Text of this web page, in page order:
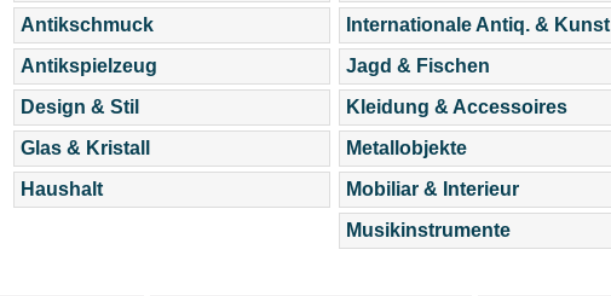
Antikschmuck
Antikspielzeug
Design & Stil
Glas & Kristall
Haushalt
Internationale Antiq. & Kunst
Jagd & Fischen
Kleidung & Accessoires
Metallobjekte
Mobiliar & Interieur
Musikinstrumente